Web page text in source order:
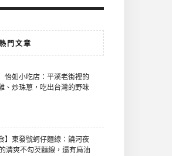
門文章
怡如小吃店：平溪老街裡的
、炒珠蔥，吃出台灣的野味
】東發號蚵仔麵線：饒河夜
清爽不勾芡麵線，還有麻油